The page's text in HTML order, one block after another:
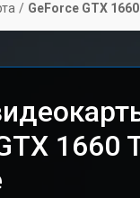
/ GeForce GTX
1660